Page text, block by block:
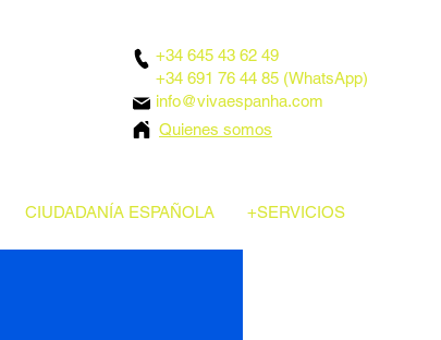
+34 645 43 62 49
+34 691 76 44 85 (WhatsApp)
info@vivaespanha.com
Quienes somos
CIUDADANÍA ESPAÑOLA +SERVICIOS